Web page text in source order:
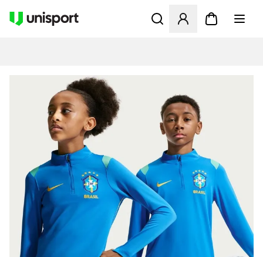
Åpner en Modal for å